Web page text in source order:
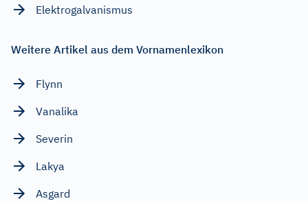
Elektrogalvanismus
Weitere Artikel aus dem Vornamenlexikon
Flynn
Vanalika
Severin
Lakya
Asgard